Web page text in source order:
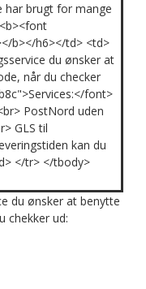
har brugt for mange
b></h6></td> <td>
du ønsker at
når du checker
font>
PostNord uden
GLS til
kan du
</tr> </tbody>
du ønsker at benytte
chekker ud: